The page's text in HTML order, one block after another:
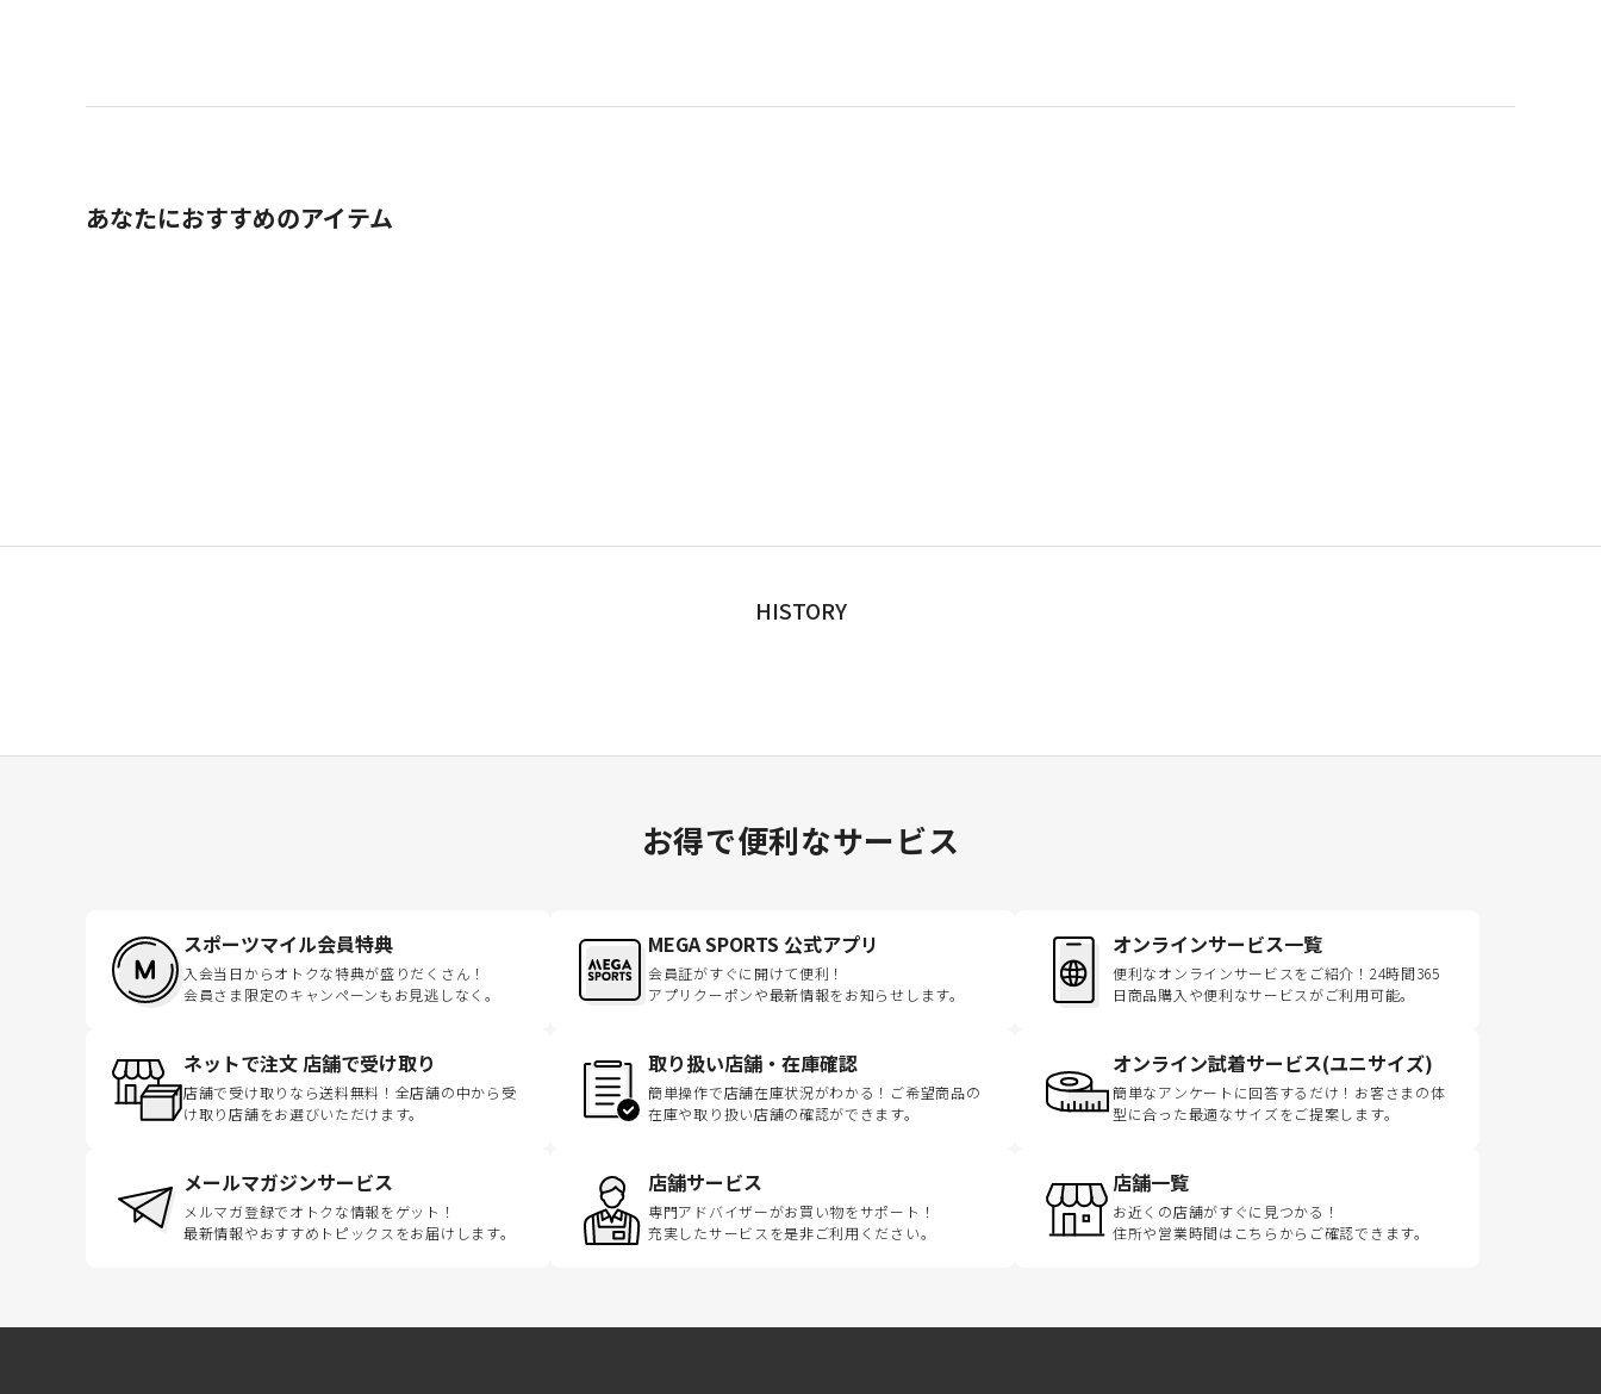
あなたにおすすめのアイテム
HISTORY
お得で便利なサービス
スポーツマイル会員特典
入会当日からオトクな特典が盛りだくさん！
会員さま限定のキャンペーンもお見逃しなく。
MEGA SPORTS 公式アプリ
会員証がすぐに開けて便利！
アプリクーポンや最新情報をお知らせします。
オンラインサービス一覧
便利なオンラインサービスをご紹介！24時間365
日商品購入や便利なサービスがご利用可能。
ネットで注文 店舗で受け取り
店舗で受け取りなら送料無料！全店舗の中から受
け取り店舗をお選びいただけます。
取り扱い店舗・在庫確認
簡単操作で店舗在庫状況がわかる！ご希望商品の
在庫や取り扱い店舗の確認ができます。
オンライン試着サービス(ユニサイズ)
簡単なアンケートに回答するだけ！お客さまの体
型に合った最適なサイズをご提案します。
メールマガジンサービス
メルマガ登録でオトクな情報をゲット！
最新情報やおすすめトピックスをお届けします。
店舗サービス
専門アドバイザーがお買い物をサポート！
充実したサービスを是非ご利用ください。
店舗一覧
お近くの店舗がすぐに見つかる！
住所や営業時間はこちらからご確認できます。